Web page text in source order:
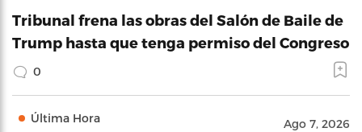
Tribunal frena las obras del Salón de Baile de
Trump hasta que tenga permiso del Congreso
0
Última Hora Ago 7, 2026